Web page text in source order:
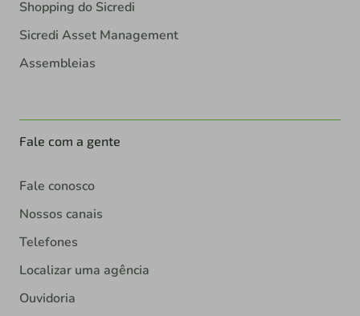
Shopping do Sicredi
Sicredi Asset Management
Assembleias
Fale com a gente
Fale conosco
Nossos canais
Telefones
Localizar uma agência
Ouvidoria